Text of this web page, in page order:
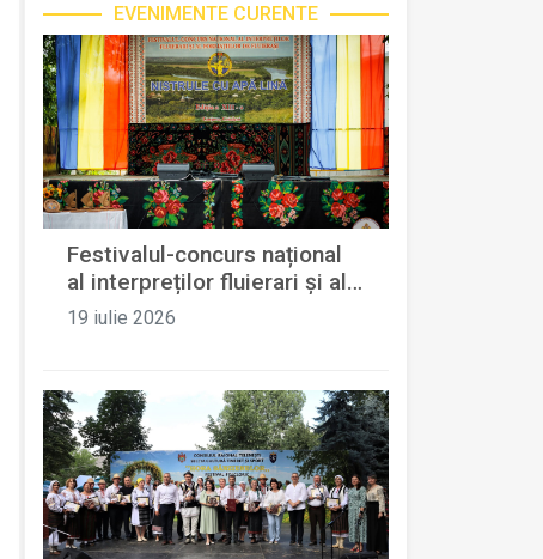
EVENIMENTE CURENTE
Festivalul-concurs național
al interpreților fluierari și al
formațiilor de fluierași
19 iulie 2026